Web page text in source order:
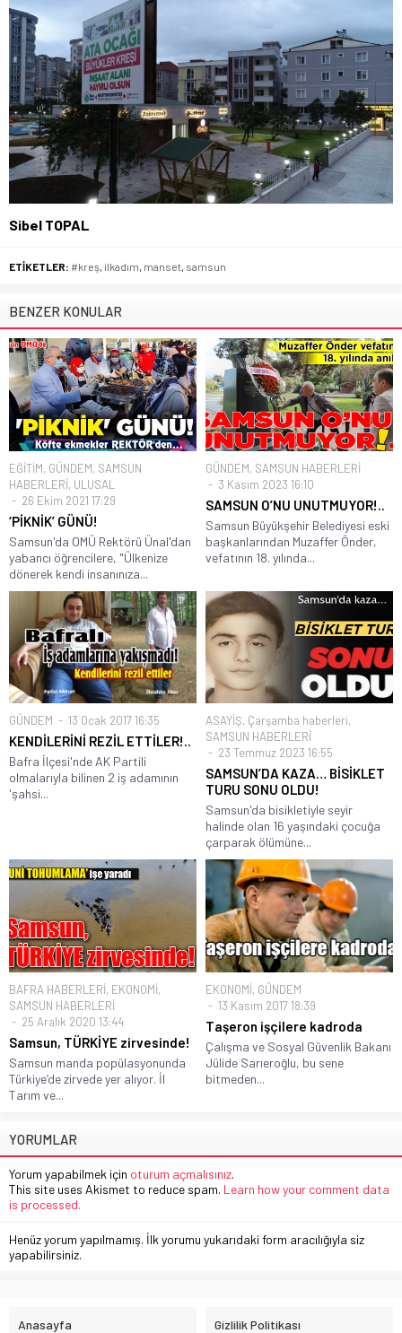
Sibel TOPAL
ETİKETLER: #kreş, ilkadım, manset, samsun
BENZER KONULAR
EĞİTİM, GÜNDEM, SAMSUN
HABERLERİ, ULUSAL
26 Ekim 2021 17:29
‘PİKNİK’ GÜNÜ!
Samsun'da OMÜ Rektörü Ünal'dan
yabancı öğrencilere, "Ülkenize
dönerek kendi insanınıza...
GÜNDEM, SAMSUN HABERLERİ
3 Kasım 2023 16:10
SAMSUN O’NU UNUTMUYOR!..
Samsun Büyükşehir Belediyesi eski
başkanlarından Muzaffer Önder,
vefatının 18. yılında...
GÜNDEM 13 Ocak 2017 16:35
KENDİLERİNİ REZİL ETTİLER!..
Bafra İlçesi'nde AK Partili
olmalarıyla bilinen 2 iş adamının
'şahsi...
ASAYİŞ, Çarşamba haberleri,
SAMSUN HABERLERİ
23 Temmuz 2023 16:55
SAMSUN’DA KAZA… BİSİKLET
TURU SONU OLDU!
Samsun'da bisikletiyle seyir
halinde olan 16 yaşındaki çocuğa
çarparak ölümüne...
BAFRA HABERLERİ, EKONOMİ,
SAMSUN HABERLERİ
25 Aralık 2020 13:44
Samsun, TÜRKİYE zirvesinde!
Samsun manda popülasyonunda
Türkiye’de zirvede yer alıyor. İl
Tarım ve...
EKONOMİ, GÜNDEM
13 Kasım 2017 18:39
Taşeron işçilere kadroda
Çalışma ve Sosyal Güvenlik Bakanı
Jülide Sarıeroğlu, bu sene
bitmeden...
YORUMLAR
Yorum yapabilmek için oturum açmalısınız.
This site uses Akismet to reduce spam. Learn how your comment data
is processed.
Henüz yorum yapılmamış. İlk yorumu yukarıdaki form aracılığıyla siz
yapabilirsiniz.
Anasayfa Gizlilik Politikası